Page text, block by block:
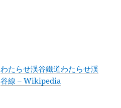
わたらせ渓谷鐵道わたらせ渓
谷線 – Wikipedia